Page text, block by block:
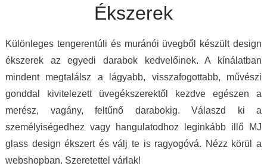
Ékszerek
Különleges tengerentúli és muránói üvegből készült design
ékszerek az egyedi darabok kedvelőinek. A kínálatban
mindent megtalálsz a lágyabb, visszafogottabb, művészi
gonddal kivitelezett üvegékszerektől kezdve egészen a
merész, vagány, feltűnő darabokig. Válaszd ki a
személyiségedhez vagy hangulatodhoz leginkább illő MJ
glass design ékszert és válj te is ragyogóvá. Nézz körül a
webshopban. Szeretettel várlak!